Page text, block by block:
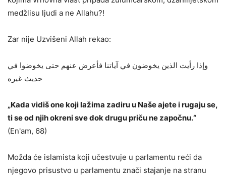
medžlisu ljudi a ne Allahu?!
Zar nije Uzvišeni Allah rekao:
وإذا رأيت الذين يخوضون في آياتنا فأعرض عنهم حتى يخوضوا في
حديث غيره
„Kada vidiš one koji lažima zadiru u Naše ajete i rugaju se,
ti se od njih okreni sve dok drugu priču ne započnu.“
(En'am, 68)
Možda će islamista koji učestvuje u parlamentu reći da
njegovo prisustvo u parlamentu znači stajanje na stranu